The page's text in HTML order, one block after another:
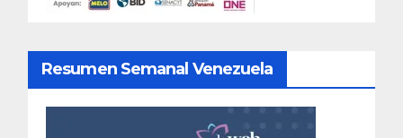
Resumen Semanal Venezuela